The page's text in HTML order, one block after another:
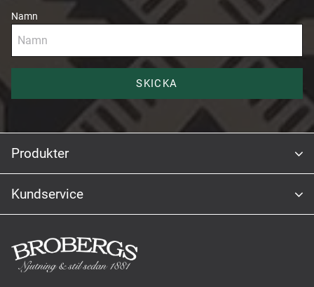
Namn
SKICKA
Produkter
Kundservice